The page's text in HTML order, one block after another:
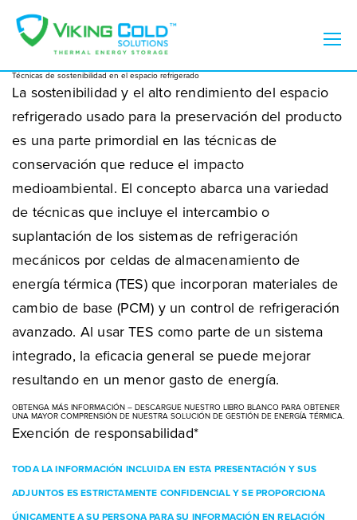
Técnicas de sostenibilidad en el espacio refrigerado
La sostenibilidad y el alto rendimiento del espacio
refrigerado usado para la preservación del producto
es una parte primordial en las técnicas de
conservación que reduce el impacto
medioambiental. El concepto abarca una variedad
de técnicas que incluye el intercambio o
suplantación de los sistemas de refrigeración
mecánicos por celdas de almacenamiento de
energía térmica (TES) que incorporan materiales de
cambio de base (PCM) y un control de refrigeración
avanzado. Al usar TES como parte de un sistema
integrado, la eficacia general se puede mejorar
resultando en un menor gasto de energía.
OBTENGA MÁS INFORMACIÓN – DESCARGUE NUESTRO LIBRO BLANCO PARA OBTENER
UNA MAYOR COMPRENSIÓN DE NUESTRA SOLUCIÓN DE GESTIÓN DE ENERGÍA TÉRMICA.
Exención de responsabilidad*
TODA LA INFORMACIÓN INCLUIDA EN ESTA PRESENTACIÓN Y SUS
ADJUNTOS ES ESTRICTAMENTE CONFIDENCIAL Y SE PROPORCIONA
ÚNICAMENTE A SU PERSONA PARA SU INFORMACIÓN EN RELACIÓN